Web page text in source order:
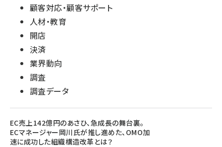
顧客対応・顧客サポート
人材・教育
開店
決済
業界動向
調査
調査データ
EC売上142億円のあさひ、急成長の舞台裏。
ECマネージャー岡川氏が推し進めた、OMO加
速に成功した組織構造改革とは？